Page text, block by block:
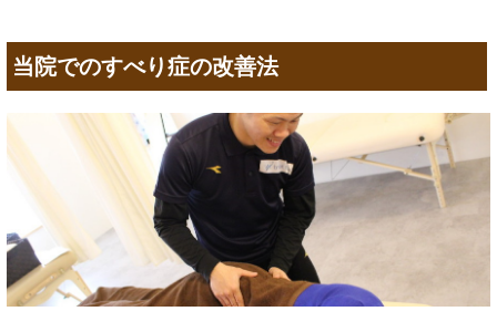
当院でのすべり症の改善法